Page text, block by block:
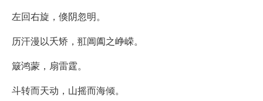
左回右旋，倏阴忽明。
历汗漫以夭矫，羾阊阖之峥嵘。
簸鸿蒙，扇雷霆。
斗转而天动，山摇而海倾。